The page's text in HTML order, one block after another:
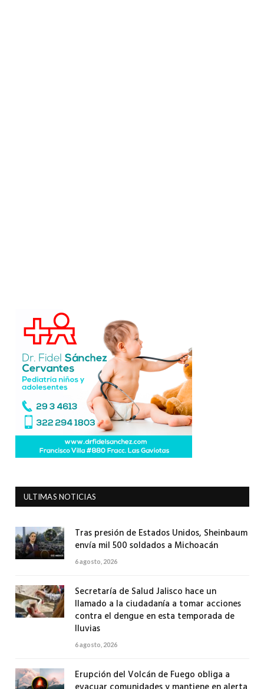
ULTIMAS NOTICIAS
Tras presión de Estados Unidos, Sheinbaum
envía mil 500 soldados a Michoacán
6 agosto, 2026
Secretaría de Salud Jalisco hace un
llamado a la ciudadanía a tomar acciones
contra el dengue en esta temporada de
lluvias
6 agosto, 2026
Erupción del Volcán de Fuego obliga a